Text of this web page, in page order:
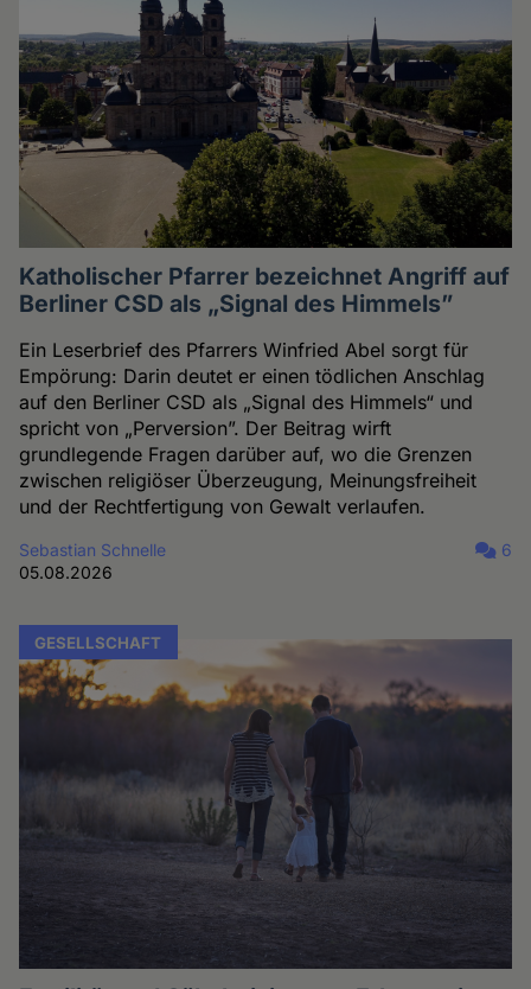
Katholischer Pfarrer bezeichnet Angriff auf
Berliner CSD als „Signal des Himmels”
Ein Leserbrief des Pfarrers Winfried Abel sorgt für
Empörung: Darin deutet er einen tödlichen Anschlag
auf den Berliner CSD als „Signal des Himmels“ und
spricht von „Perversion”. Der Beitrag wirft
grundlegende Fragen darüber auf, wo die Grenzen
zwischen religiöser Überzeugung, Meinungsfreiheit
und der Rechtfertigung von Gewalt verlaufen.
Sebastian Schnelle
05.08.2026
6
GESELLSCHAFT